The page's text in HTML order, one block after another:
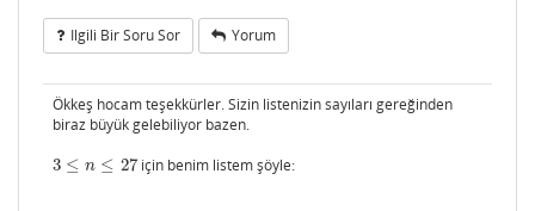
Ilgili Bir Soru Sor Yorum
Ökkeş hocam teşekkürler. Sizin listenizin sayıları gereğinden
biraz büyük gelebiliyor bazen.
3 ≤ n ≤ 27
3 ≤n≤27 için benim listem şöyle: